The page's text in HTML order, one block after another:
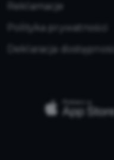
Reklamacje
Polityka prywatności
Deklaracja dostępności